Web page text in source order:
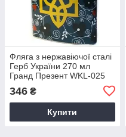
Фляга з нержавіючої сталі
Герб України 270 мл
Гранд Презент WKL-025
346 ₴
Купити